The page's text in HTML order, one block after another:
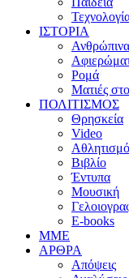
ΙΣΤΟΡΙΑ
Ρομά
Ματιές
ΠΟΛΙΤΙΣΜΟΣ
Θρησκεία
Video
Βιβλίο
Έντυπα
Μουσική
E-books
MME
ΑΡΘΡΑ
Απόψεις